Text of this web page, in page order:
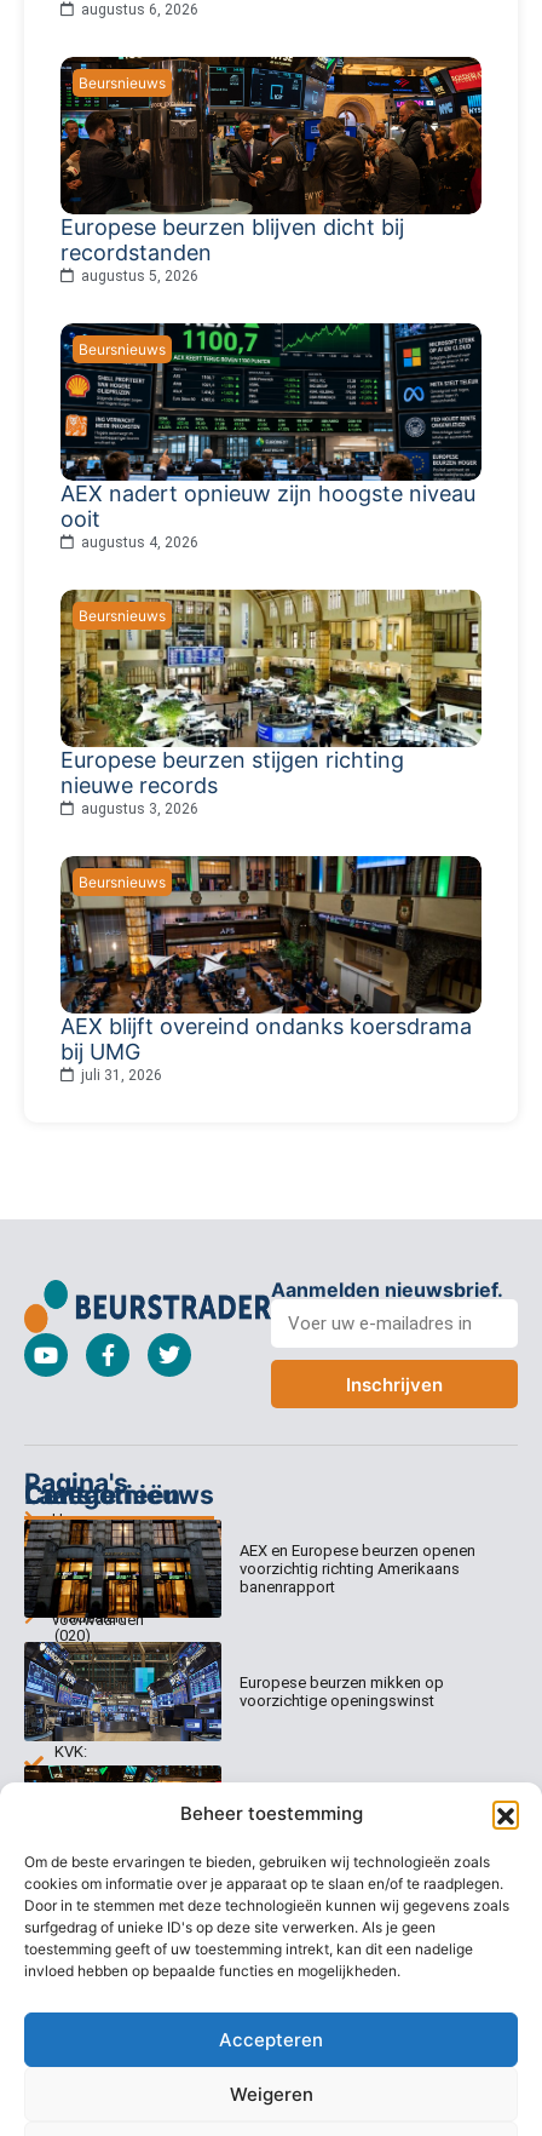
Beheer toestemming
Om de beste ervaringen te bieden, gebruiken wij technologieën zoals
cookies om informatie over je apparaat op te slaan en/of te raadplegen.
Door in te stemmen met deze technologieën kunnen wij gegevens zoals
surfgedrag of unieke ID's op deze site verwerken. Als je geen
toestemming geeft of uw toestemming intrekt, kan dit een nadelige
invloed hebben op bepaalde functies en mogelijkheden.
Accepteren
Weigeren
augustus 6, 2026
Beursnieuws
Europese beurzen blijven dicht bij
recordstanden
augustus 5, 2026
Beursnieuws
AEX nadert opnieuw zijn hoogste niveau
ooit
augustus 4, 2026
Beursnieuws
Europese beurzen stijgen richting
nieuwe records
augustus 3, 2026
Beursnieuws
AEX blijft overeind ondanks koersdrama
bij UMG
juli 31, 2026
Aanmelden nieuwsbrief.
Inschrijven
Pagina's
Home
Abonnementen
Dagcommentaar
Tradealert
Organisatie
Contact
Categorieën
Columns
Dagcommentaar
Algemene
voorwaarden
Disclaimer
Welk
abonnement
kiezen
Contact
Keizersgracht
520
1017 EK
Amsterdam
(020)
231
0020
info@beurstrader.nl
KVK:
99197022
Laatste nieuws
AEX en Europese beurzen openen
voorzichtig richting Amerikaans
banenrapport
Europese beurzen mikken op
voorzichtige openingswinst
Europese beurzen blijven dicht bij
recordstanden
AEX nadert opnieuw zijn hoogste
niveau ooit